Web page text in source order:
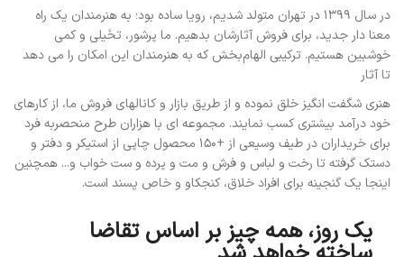
در سال ۱۳۹۹ در تهران متولد شدیم، رویا ساده بود؛ به هنرمندان یک راه
معنا دار جدید، برای فروش آثارشان بدهیم. ما پرشور، تخَیلی و کمی
خوشبین هستیم. ترکیبی الهام‌بخش که به هنرمندان این امکان را می دهد
تا آثار
هنری شگفت انگیز خلق نموده و از طریق بازار و کانالهای فروش ما، از کارهای
خود درآمد بیشتری کسب نمایند. مجموعه ای با هزاران طرح منحصر‌به فرد
برای خریداران در طیف وسیعی از +۱۵۰ محصول چاپی از استیکر و دفتر و
دستک گرفته تا رخت و لباس و فرش و مت و پرده و ست خواب و... همچنین
اینجا یک گنجینه برای افراد خلاق، کنجکاو و خاص پسند است.
یک روز، همه چیز بر اساس تقاضا